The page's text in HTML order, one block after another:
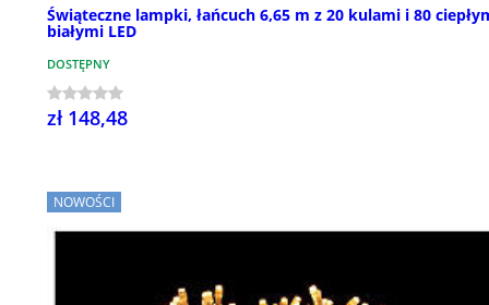
Świąteczne lampki, łańcuch 6,65 m z 20 kulami i 80
białymi LED
DOSTĘPNY
zł 148,48
NOWOŚCI